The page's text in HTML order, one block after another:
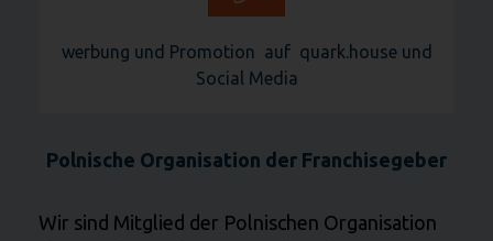
werbung und Promotion auf quark.house und
Social Media
Polnische Organisation der Franchisegeber
Wir sind Mitglied der Polnischen Organisation